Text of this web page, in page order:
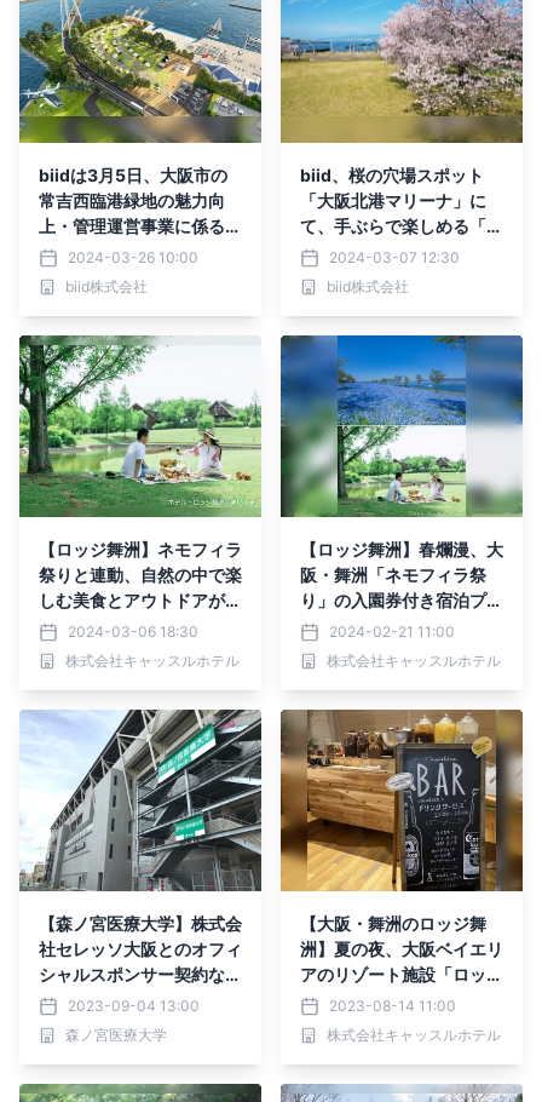
biidは3月5日、大阪市の
常吉西臨港緑地の魅力向
上・管理運営事業に係る港
湾環境整備計画の運営事業
者に認定されました。
2024-03-26 10:00
biid株式会社
biid、桜の穴場スポット
「大阪北港マリーナ」に
て、手ぶらで楽しめる「お
花見プラン」の開催を決
定！
2024-03-07 12:30
biid株式会社
【ロッジ舞洲】ネモフィラ
祭りと連動、自然の中で楽
しむ美食とアウトドアが織
りなす新企画「ピクニック
ガーデン舞洲」が登場！
森と海に囲まれた大阪ベイ
の特別な贈り物！新たな感
動と心温まる体験を！
2024-03-06 18:30
株式会社キャッスルホテル
【ロッジ舞洲】春爛漫、大
阪・舞洲「ネモフィラ祭
り」の入園券付き宿泊プラ
ン！近接するホテル・ロッ
ジ舞洲が春の特別企画を実
施
2024-02-21 11:00
株式会社キャッスルホテル
【森ノ宮医療大学】株式会
社セレッソ大阪とのオフィ
シャルスポンサー契約なら
びにヨドコウ桜スタジアム
とのゲート看板掲出契約の
お知らせ
2023-09-04 13:00
森ノ宮医療大学
【大阪・舞洲のロッジ舞
洲】夏の夜、大阪ベイエリ
アのリゾート施設「ロッジ
舞洲」が織りなす特別なひ
ととき！宿泊者限定の夏休
みサービス企画を実施！
2023-08-14 11:00
株式会社キャッスルホテル